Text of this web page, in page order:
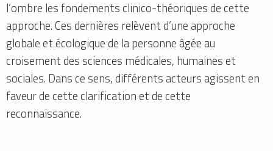
l’ombre les fondements clinico-théoriques de cette
approche. Ces dernières relèvent d’une approche
globale et écologique de la personne âgée au
croisement des sciences médicales, humaines et
sociales. Dans ce sens, différents acteurs agissent en
faveur de cette clarification et de cette
reconnaissance.